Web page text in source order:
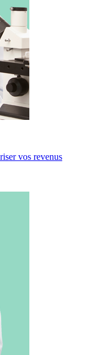
vos revenus